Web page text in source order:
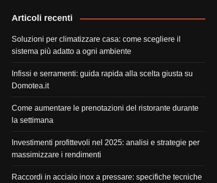
Articoli recenti
Soluzioni per climatizzare casa: come scegliere il
sistema più adatto a ogni ambiente
Infissi e serramenti: guida rapida alla scelta giusta su
Domotea.it
Come aumentare le prenotazioni del ristorante durante
la settimana
Investimenti profittevoli nel 2025: analisi e strategie per
massimizzare i rendimenti
Raccordi in acciaio inox a pressare: specifiche tecniche